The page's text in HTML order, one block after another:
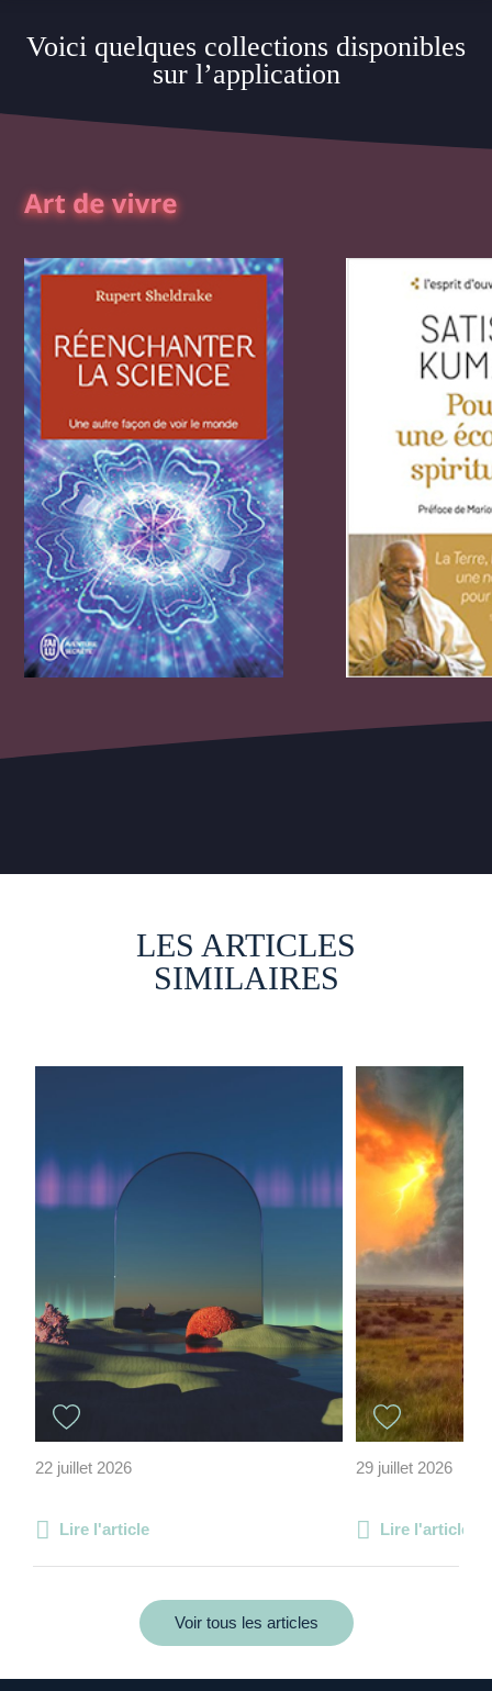
Voici quelques collections disponibles
sur l’application
LES ARTICLES
SIMILAIRES
22 juillet 2026
Lire l'article
29 juillet 2026
Lire l'article
Voir tous les articles